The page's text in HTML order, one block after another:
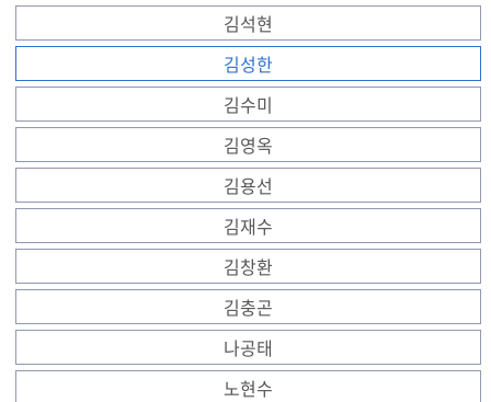
김석현
김성한
김수미
김영옥
김용선
김재수
김창환
김충곤
나공태
노현수